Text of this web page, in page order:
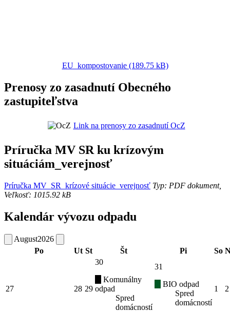
EU_kompostovanie (189.75 kB)
Prenosy zo zasadnutí Obecného
zastupiteľstva
Link na prenosy zo zasadnutí OcZ
Príručka MV SR ku krízovým
situáciám_verejnosť
Príručka MV_SR_krízové situácie_verejnosť Typ: PDF dokument,
Veľkosť: 1015.92 kB
Kalendár vývozu odpadu
August2026
Po
Ut St Št Pi So
27 28 29
30
Komunálny
odpad
Spred
domácností
31
BIO odpad
Spred
domácností
1 2